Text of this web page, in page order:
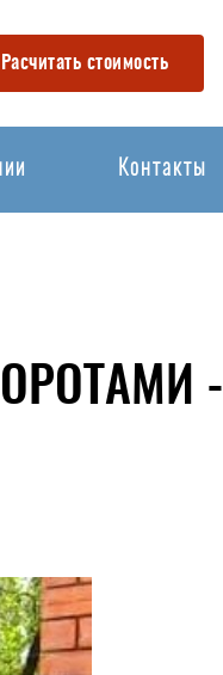
Расчитать стоимость
Контакты
-